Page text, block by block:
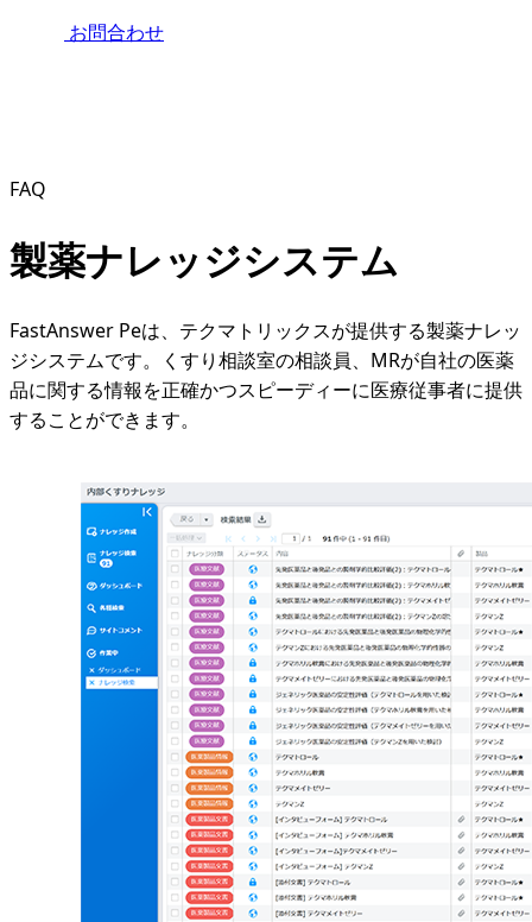
お問合わせ
FAQ
製薬ナレッジシステム
FastAnswer Peは、テクマトリックスが提供する製薬ナレッ
ジシステムです。くすり相談室の相談員、MRが自社の医薬
品に関する情報を正確かつスピーディーに医療従事者に提供
することができます。